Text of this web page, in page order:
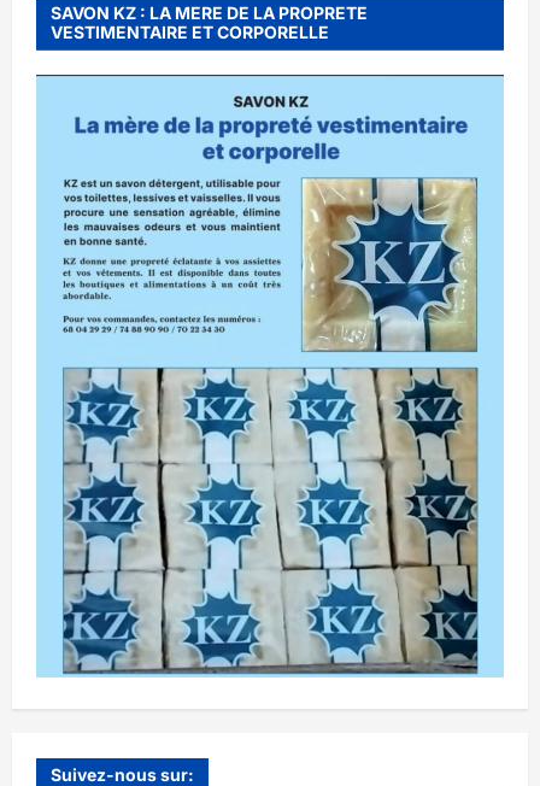
SAVON KZ : LA MERE DE LA PROPRETE
VESTIMENTAIRE ET CORPORELLE
Suivez-nous sur: